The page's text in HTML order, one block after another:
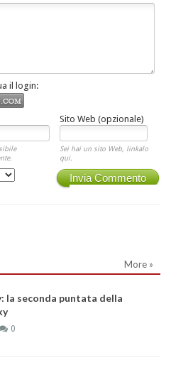
il login:
Sito Web (opzionale)
Sei hai un sito Web, linkalo
qui.
Invia Commento
More »
la seconda puntata della
0